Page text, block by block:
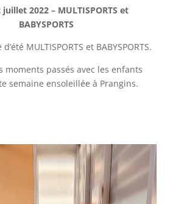
juillet 2022 – MULTISPORTS et
BABYSPORTS
MULTISPORTS et BABYSPORTS.
moments passés avec les enfants
semaine ensoleillée à Prangins.